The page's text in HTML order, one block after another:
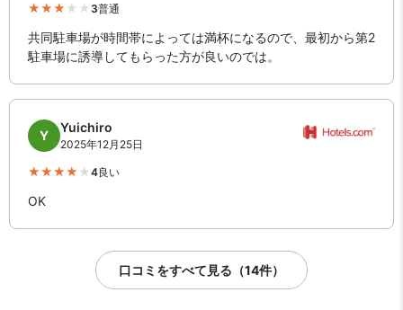
3普通
共同駐車場が時間帯によっては満杯になるので、最初から第2
駐車場に誘導してもらった方が良いのでは。
Y
Yuichiro
2025年12月25日
4良い
OK
口コミをすべて見る（14件）